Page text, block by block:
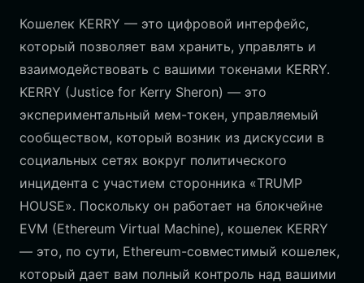
Кошелек KERRY — это цифровой интерфейс,
который позволяет вам хранить, управлять и
взаимодействовать с вашими токенами KERRY.
KERRY (Justice for Kerry Sheron) — это
экспериментальный мем-токен, управляемый
сообществом, который возник из дискуссии в
социальных сетях вокруг политического
инцидента с участием сторонника «TRUMP
HOUSE». Поскольку он работает на блокчейне
EVM (Ethereum Virtual Machine), кошелек KERRY
— это, по сути, Ethereum-совместимый кошелек,
который дает вам полный контроль над вашими